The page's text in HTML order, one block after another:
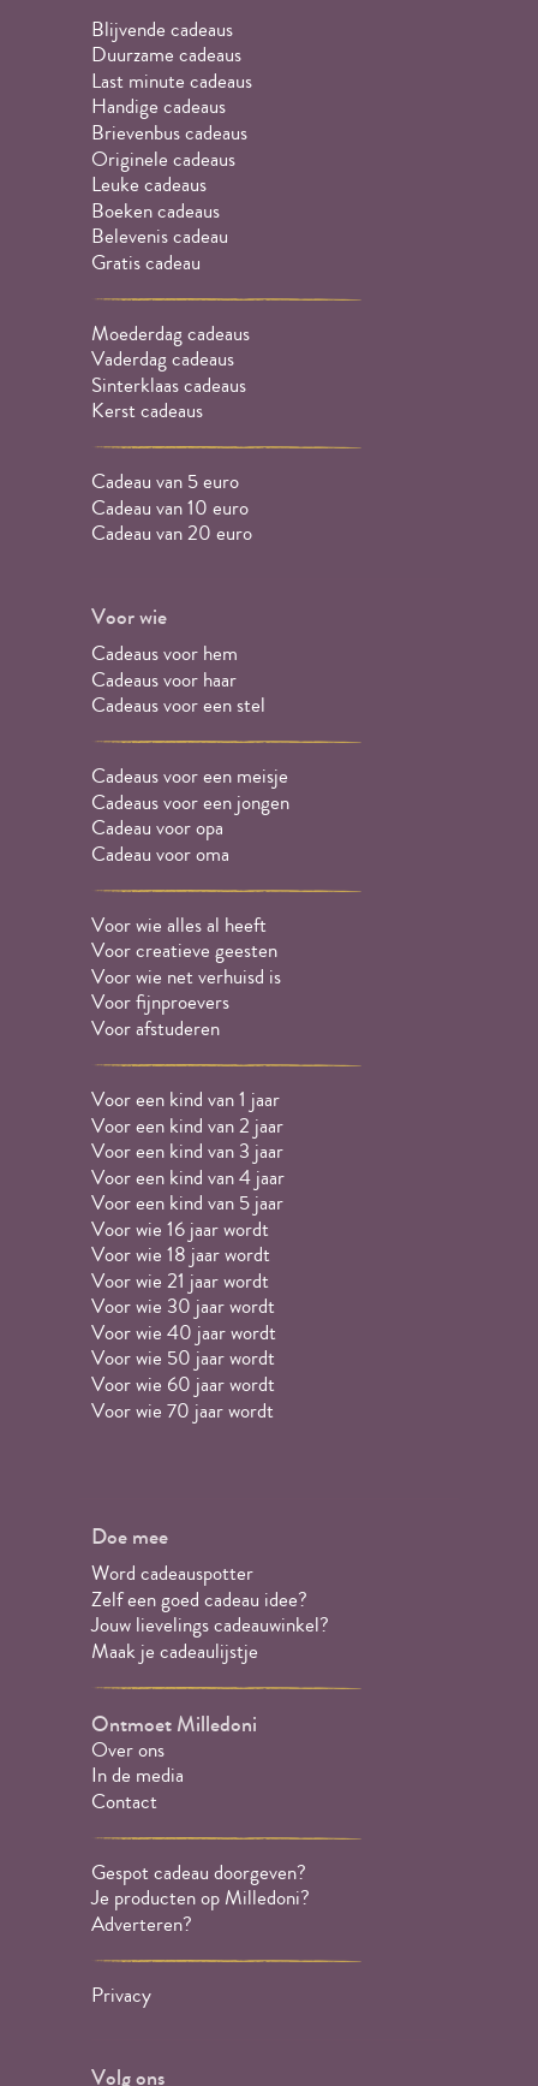
Blijvende cadeaus
Duurzame cadeaus
Last minute cadeaus
Handige cadeaus
Brievenbus cadeaus
Originele cadeaus
Leuke cadeaus
Boeken cadeaus
Belevenis cadeau
Gratis cadeau
Moederdag cadeaus
Vaderdag cadeaus
Sinterklaas cadeaus
Kerst cadeaus
Cadeau van 5 euro
Cadeau van 10 euro
Cadeau van 20 euro
Voor wie
Cadeaus voor hem
Cadeaus voor haar
Cadeaus voor een stel
Cadeaus voor een meisje
Cadeaus voor een jongen
Cadeau voor opa
Cadeau voor oma
Voor wie alles al heeft
Voor creatieve geesten
Voor wie net verhuisd is
Voor fijnproevers
Voor afstuderen
Voor een kind van 1 jaar
Voor een kind van 2 jaar
Voor een kind van 3 jaar
Voor een kind van 4 jaar
Voor een kind van 5 jaar
Voor wie 16 jaar wordt
Voor wie 18 jaar wordt
Voor wie 21 jaar wordt
Voor wie 30 jaar wordt
Voor wie 40 jaar wordt
Voor wie 50 jaar wordt
Voor wie 60 jaar wordt
Voor wie 70 jaar wordt
Doe mee
Word cadeauspotter
Zelf een goed cadeau idee?
Jouw lievelings cadeauwinkel?
Maak je cadeaulijstje
Ontmoet Milledoni
Over ons
In de media
Contact
Gespot cadeau doorgeven?
Je producten op Milledoni?
Adverteren?
Privacy
Volg ons